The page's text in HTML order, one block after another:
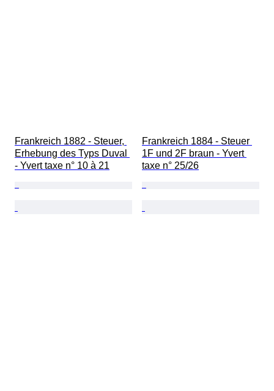
Frankreich 1882 - Steuer,
Erhebung des Typs Duval
- Yvert taxe n° 10 à 21
Frankreich 1884 - Steuer
1F und 2F braun - Yvert
taxe n° 25/26